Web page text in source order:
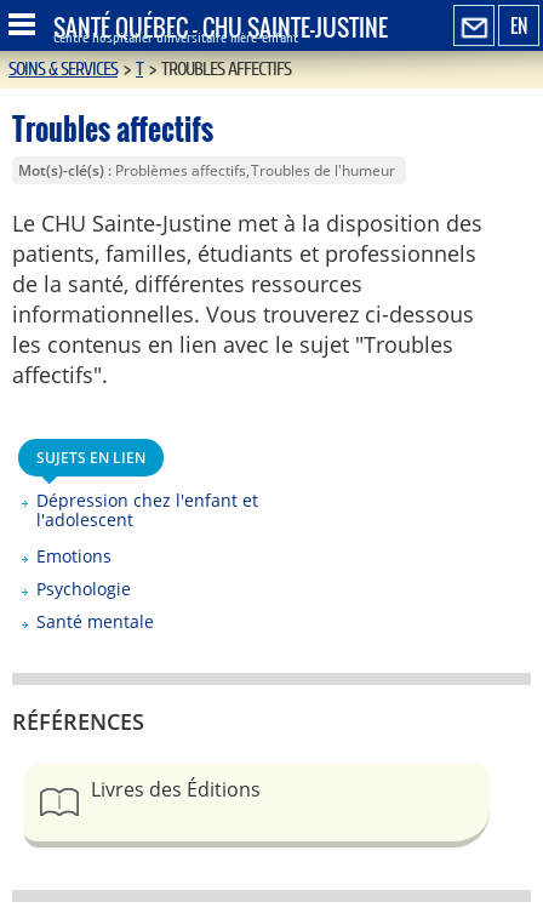
EN
SANTÉ QUÉBEC - CHU SAINTE-JUSTINE
Centre hospitalier universitaire mère-enfant
SOINS & SERVICES>T>TROUBLES AFFECTIFS
Troubles affectifs
Mot(s)-clé(s) Problèmes affectifs Troubles de l'humeur
Le CHU Sainte-Justine met à la disposition des
patients, familles, étudiants et professionnels
de la santé, différentes ressources
informationnelles. Vous trouverez ci-dessous
les contenus en lien avec le sujet "Troubles
affectifs".
SUJETS EN LIEN
Dépression chez l'enfant et
l'adolescent
Emotions
Psychologie
Santé mentale
RÉFÉRENCES
Livres des Éditions